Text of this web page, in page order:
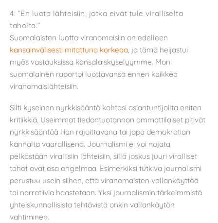
4: ”En luota lähteisiin, jotka eivät tule viralliselta
taholta.”
Suomalaisten luotto viranomaisiin on edelleen
kansainvälisesti mitattuna korkeaa , ja tämä heijastui
myös vastauksissa kansalaiskyselyymme. Moni
suomalainen raportoi luottavansa ennen kaikkea
viranomaislähteisiin.
Silti kyseinen nyrkkisääntö kohtasi asiantuntijoilta eniten
kritiikkiä. Useimmat tiedontuotannon ammattilaiset pitivät
nyrkkisääntöä liian rajoittavana tai jopa demokratian
kannalta vaarallisena. Journalismi ei voi nojata
pelkästään virallisiin lähteisiin, sillä joskus juuri viralliset
tahot ovat osa ongelmaa. Esimerkiksi tutkiva journalismi
perustuu usein siihen, että viranomaisten vallankäyttöä
tai narratiivia haastetaan. Yksi journalismin tärkeimmistä
yhteiskunnallisista tehtävistä onkin vallankäytön
vahtiminen.